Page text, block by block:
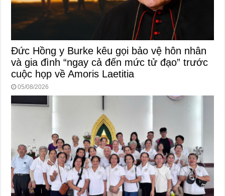
Đức Hồng y Burke kêu gọi bảo vệ hôn nhân
và gia đình “ngay cả đến mức tử đạo” trước
cuộc họp về Amoris Laetitia
05/08/2026